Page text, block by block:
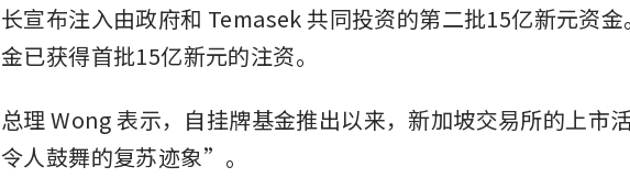
长宣布注入由政府和 Temasek 共同投资的第二批15亿新元资
金已获得首批15亿新元的注资。
总理 Wong 表示，自挂牌基金推出以来，新加坡交易所的上市
令人鼓舞的复苏迹象”。